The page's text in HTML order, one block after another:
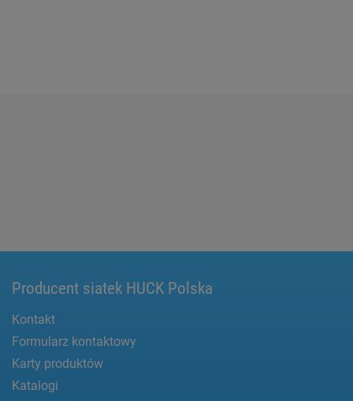
Producent siatek HUCK Polska
Kontakt
Formularz kontaktowy
Karty produktów
Katalogi